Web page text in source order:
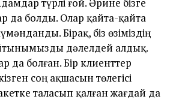
түрлі ғой. Әрине бізге
да болды. Олар қайта-қайта
Бірақ, біз өзіміздің
дәлелдей алдық.
да болған. Бір клиенттер
соң ақшасын төлегісі
таласып қалған жағдай да